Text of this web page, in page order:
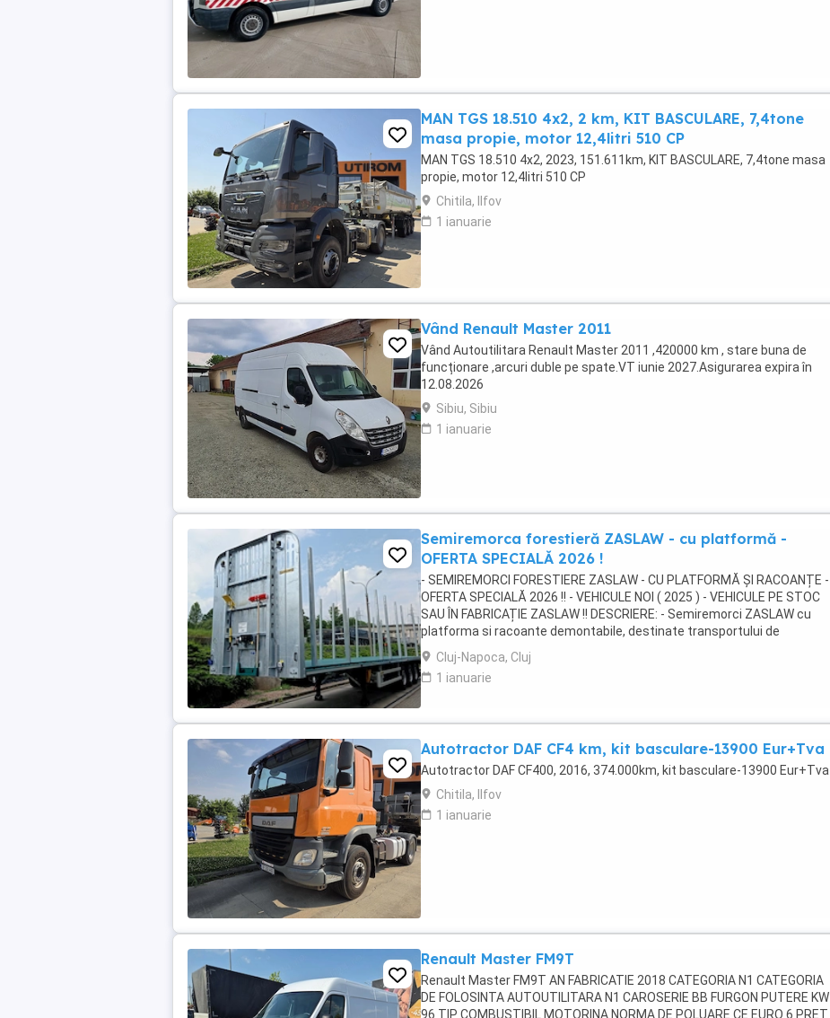
MAN TGS 18.510 4x2, 2 km, KIT BASCULARE, 7,4tone
masa propie, motor 12,4litri 510 CP
MAN TGS 18.510 4x2, 2023, 151.611km, KIT BASCULARE, 7,4tone masa
propie, motor 12,4litri 510 CP
Chitila, Ilfov
1 ianuarie
Vând Renault Master 2011
Vând Autoutilitara Renault Master 2011 ,420000 km , stare buna de
funcționare ,arcuri duble pe spate.VT iunie 2027.Asigurarea expira în
12.08.2026
Sibiu, Sibiu
1 ianuarie
Semiremorca forestieră ZASLAW - cu platformă -
OFERTA SPECIALĂ 2026 !
- SEMIREMORCI FORESTIERE ZASLAW - CU PLATFORMĂ ȘI RACOANȚE -
OFERTA SPECIALĂ 2026 !! - VEHICULE NOI ( 2025 ) - VEHICULE PE STOC
SAU ÎN FABRICAȚIE ZASLAW !! DESCRIERE: - Semiremorci ZASLAW cu
platforma si racoante demontabile, destinate transportului de
material lemnos forestier , mărfuri paletizate ...
Cluj-Napoca, Cluj
1 ianuarie
Autotractor DAF CF4 km, kit basculare-13900 Eur+Tva
Autotractor DAF CF400, 2016, 374.000km, kit basculare-13900 Eur+Tva
Chitila, Ilfov
1 ianuarie
Renault Master FM9T
Renault Master FM9T AN FABRICATIE 2018 CATEGORIA N1 CATEGORIA
DE FOLOSINTA AUTOUTILITARA N1 CAROSERIE BB FURGON PUTERE KW
96 TIP COMBUSTIBIL MOTORINA NORMA DE POLUARE CE EURO 6 PRET